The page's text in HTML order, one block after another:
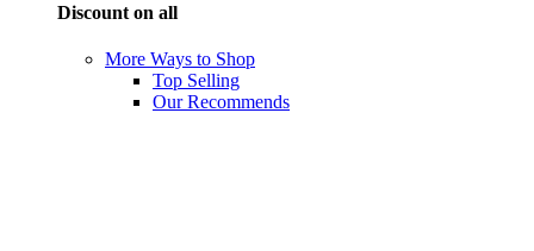
Discount on all
More Ways to Shop
Top Selling
Our Recommends